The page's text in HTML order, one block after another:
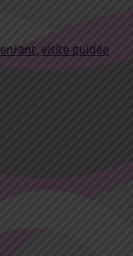
enfant, visite guidée